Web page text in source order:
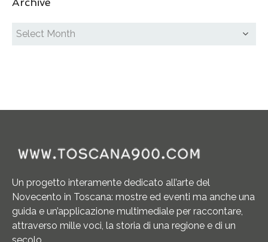
Un progetto interamente dedicato all’arte del
Novecento in Toscana: mostre ed eventi ma anche una
guida e un’applicazione multimediale per raccontare,
attraverso mille voci, la storia di una regione e di un